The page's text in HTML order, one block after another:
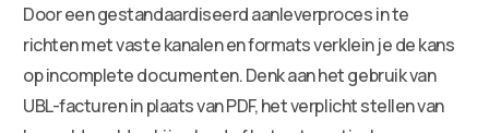
Door een gestandaardiseerd aanleverproces in te
richten met vaste kanalen en formats verklein je de kans
op incomplete documenten. Denk aan het gebruik van
UBL-facturen in plaats van PDF, het verplicht stellen van